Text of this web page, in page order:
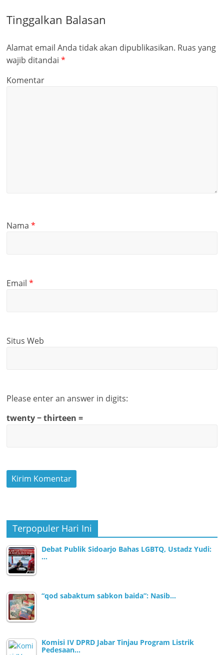
Tinggalkan Balasan
Alamat email Anda tidak akan dipublikasikan. Ruas yang
wajib ditandai*
Komentar
Nama*
Email*
Situs Web
Please enter an answer in digits:
twenty − thirteen =
Terpopuler Hari Ini
Debat Publik Sidoarjo Bahas LGBTQ, Ustadz Yudi:
…
“qod sabaktum sabkon baida”: Nasib…
Komisi IV DPRD Jabar Tinjau Program Listrik
Pedesaan…